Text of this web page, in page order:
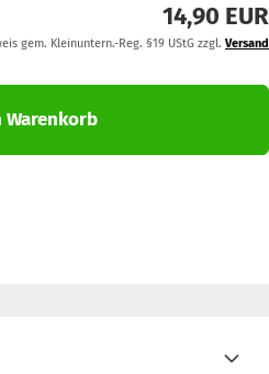
14,90 EUR
gem. Kleinuntern.-Reg. §19 UStG zzgl. Versand
Warenkorb